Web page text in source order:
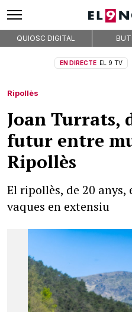
QUIOSC DIGITAL
EN DIRECTE EL 9 TV
Ripollès
Joan Turrats,
futur entre
Ripollès
El ripollès, de 20 anys,
vaques en extensiu